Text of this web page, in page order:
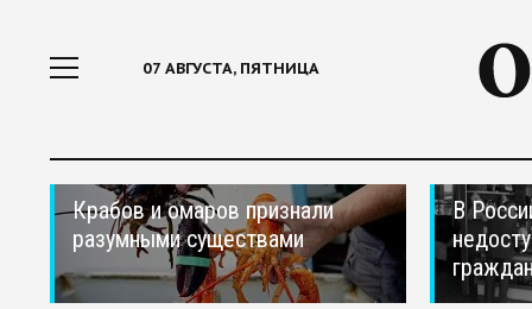
07 АВГУСТА, ПЯТНИЦА
Крабов и омаров признали
разумными существами
В